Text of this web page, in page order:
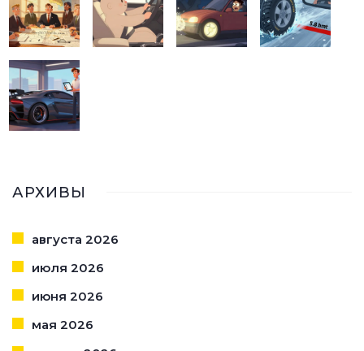
АРХИВЫ
августа 2026
июля 2026
июня 2026
мая 2026